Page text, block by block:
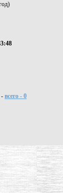
- всего - 0